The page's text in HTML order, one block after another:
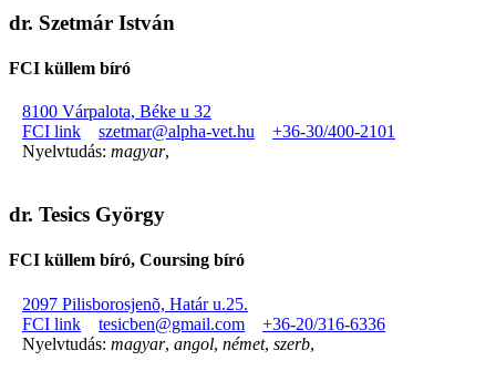
dr. Szetmár István
FCI küllem bíró
8100 Várpalota, Béke u 32
FCI link
szetmar@alpha-vet.hu
+36-30/400-2101
Nyelvtudás: magyar,
dr. Tesics György
FCI küllem bíró, Coursing bíró
2097 Pilisborosjenõ, Határ u.25.
FCI link
tesicben@gmail.com
+36-20/316-6336
Nyelvtudás: magyar, angol, német, szerb,